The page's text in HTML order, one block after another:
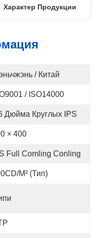
Характер Продукции
/ Китай
/ ISO14000
Дюйма Круглых IPS
× 400
Full Comling Conling
м² (тип)